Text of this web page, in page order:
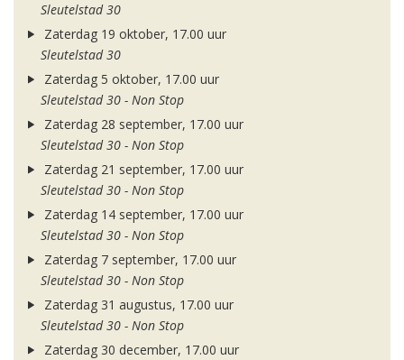
Sleutelstad 30
Zaterdag 19 oktober, 17.00 uur
Sleutelstad 30
Zaterdag 5 oktober, 17.00 uur
Sleutelstad 30 - Non Stop
Zaterdag 28 september, 17.00 uur
Sleutelstad 30 - Non Stop
Zaterdag 21 september, 17.00 uur
Sleutelstad 30 - Non Stop
Zaterdag 14 september, 17.00 uur
Sleutelstad 30 - Non Stop
Zaterdag 7 september, 17.00 uur
Sleutelstad 30 - Non Stop
Zaterdag 31 augustus, 17.00 uur
Sleutelstad 30 - Non Stop
Zaterdag 30 december, 17.00 uur